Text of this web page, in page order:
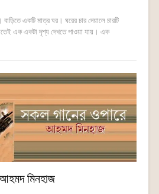
একটি মাত্র ঘর। ঘরের চার দেয়ালে চারটি
এক একটা দৃশ্য দেখতে পাওয়া যায়। এক
মিনহাজ